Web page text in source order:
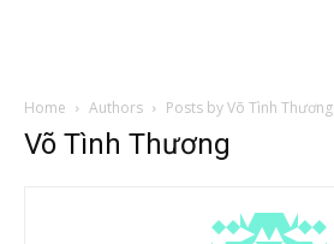
Home Authors Posts by Võ Tình Thương
Võ Tình Thương